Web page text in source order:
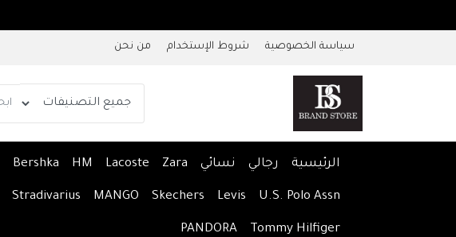
سياسة الخصوصية شروط الإستخدام من نحن
الرئيسية رجالي نسائي Zara
Lacoste
HM
Bershka
U.S. Polo Assn
Levis
Skechers
MANGO
Stradivarius
Tommy Hilfiger
PANDORA